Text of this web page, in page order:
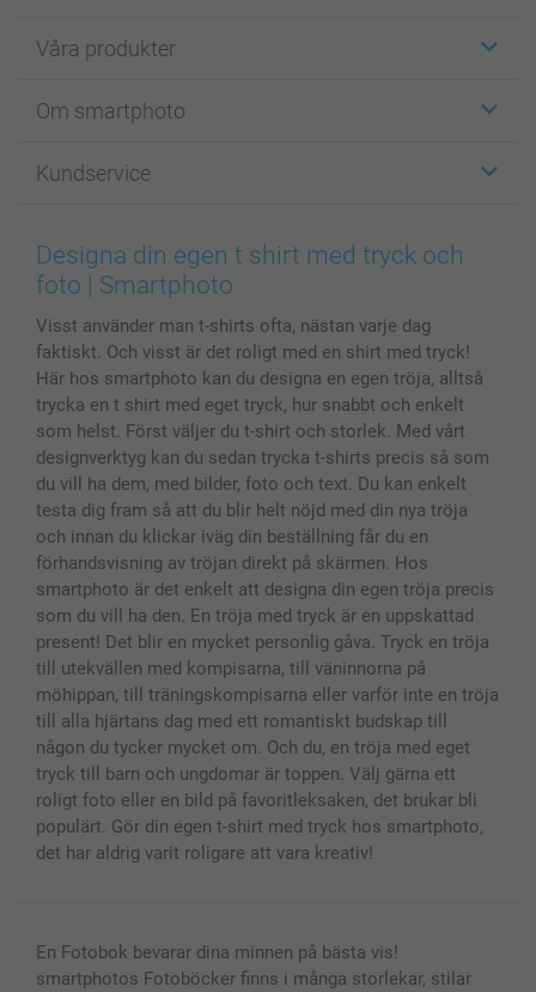
Våra produkter
Fotokort
Fotoböcker
Bilder, Fotoförstoring & Fotohäften
Skal till Mobil & Surfplatta
Fotoalmanackor & Fotoagenda
Fotoramar & Tillbehör
Presentkort
Alla fotoprodukter
Om smartphoto
För affiliates
Cookie Policy
Sitemap
Investor Relations
Kundservice
smartgaranti
smartbonus
Status på beställningar
Designa din egen t shirt med tryck och
foto | Smartphoto
Visst använder man t-shirts ofta, nästan varje dag
faktiskt. Och visst är det roligt med en shirt med tryck!
Här hos smartphoto kan du designa en egen tröja, alltså
trycka en t shirt med eget tryck, hur snabbt och enkelt
som helst. Först väljer du t-shirt och storlek. Med vårt
designverktyg kan du sedan trycka t-shirts precis så som
du vill ha dem, med bilder, foto och text. Du kan enkelt
testa dig fram så att du blir helt nöjd med din nya tröja
och innan du klickar iväg din beställning får du en
förhandsvisning av tröjan direkt på skärmen. Hos
smartphoto är det enkelt att designa din egen tröja precis
som du vill ha den. En tröja med tryck är en uppskattad
present! Det blir en mycket personlig gåva. Tryck en tröja
till utekvällen med kompisarna, till väninnorna på
möhippan, till träningskompisarna eller varför inte en tröja
till alla hjärtans dag med ett romantiskt budskap till
någon du tycker mycket om. Och du, en tröja med eget
tryck till barn och ungdomar är toppen. Välj gärna ett
roligt foto eller en bild på favoritleksaken, det brukar bli
populärt. Gör din egen t-shirt med tryck hos smartphoto,
det har aldrig varit roligare att vara kreativ!
En Fotobok bevarar dina minnen på bästa vis!
smartphotos Fotoböcker finns i många storlekar, stilar